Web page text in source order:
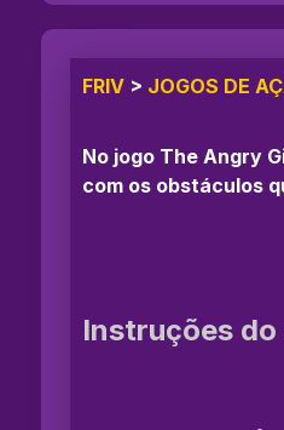
FRIV > JOGOS DE
No jogo The Angry
com os obstáculos
Instruções do